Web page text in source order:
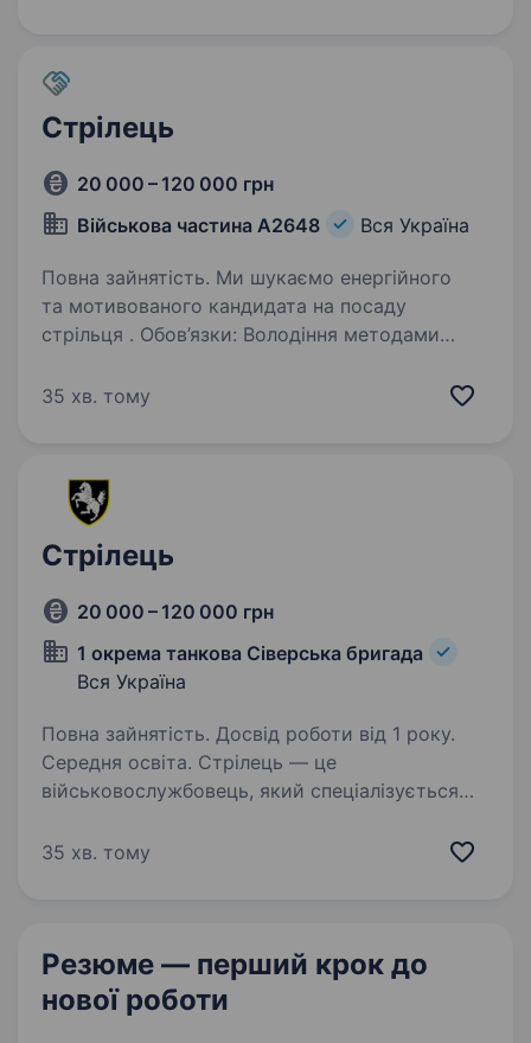
Стрілець
20 000 – 120 000 грн
Військова частина А2648
Вся Україна
Повна зайнятість. Ми шукаємо енергійного
та мотивованого кандидата на посаду
стрільця . Обов’язки: Володіння методами
вогнепальної зброї; Здатність ефективно
35 хв. тому
Стрілець
20 000 – 120 000 грн
1 окрема танкова Сіверська бригада
Вся Україна
Повна зайнятість. Досвід роботи від 1 року.
Середня освіта. Стрілець — це
військовослужбовець, який спеціалізується
зброї. Він є основною бойовою одиницею
35 хв. тому
Резюме — перший крок до
нової роботи